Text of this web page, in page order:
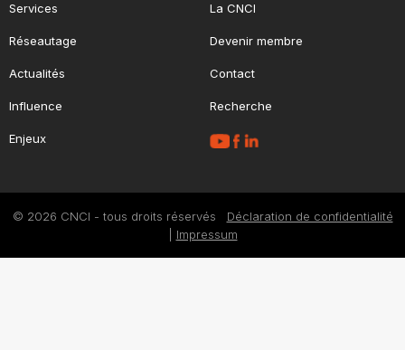
Services
Réseautage
Actualités
Influence
Enjeux
La CNCI
Devenir membre
Contact
Recherche
© 2026 CNCI - tous droits réservés Déclaration de confidentialité
Impressum